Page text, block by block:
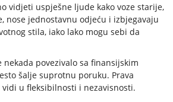
vidjeti uspješne ljude kako voze starije,
nose jednostavnu odjeću i izbjegavaju
stila, iako lako mogu sebi da
nekada povezivalo sa finansijskim
šalje suprotnu poruku. Prava
u fleksibilnosti i nezavisnosti.